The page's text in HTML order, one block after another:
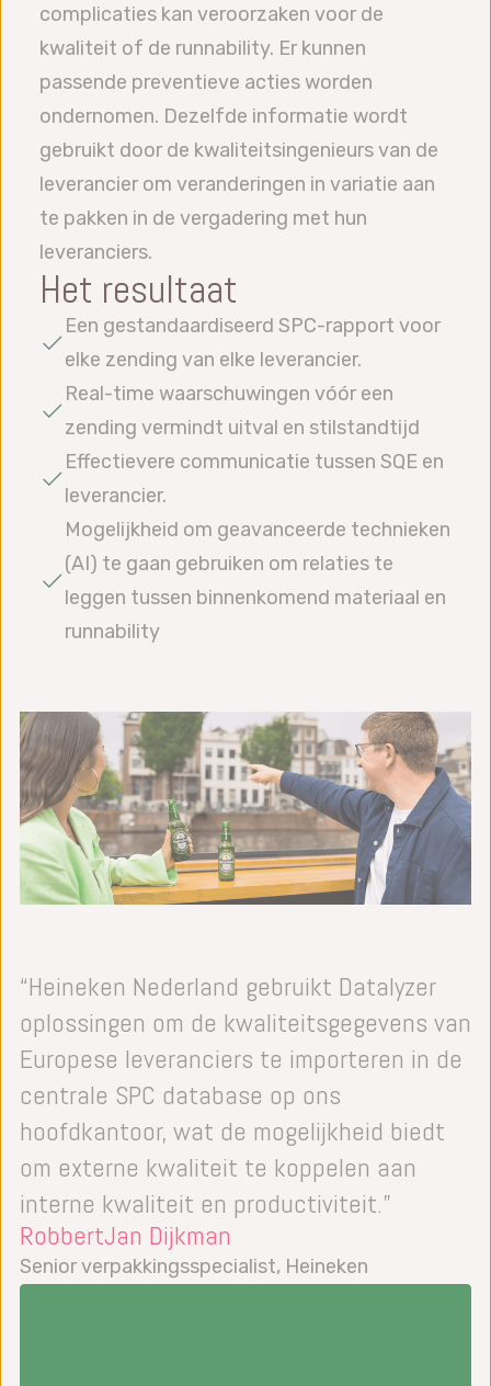
complicaties kan veroorzaken voor de
kwaliteit of de runnability. Er kunnen
passende preventieve acties worden
ondernomen. Dezelfde informatie wordt
gebruikt door de kwaliteitsingenieurs van de
leverancier om veranderingen in variatie aan
te pakken in de vergadering met hun
leveranciers.
Het resultaat
Een gestandaardiseerd SPC-rapport voor
elke zending van elke leverancier.
Real-time waarschuwingen vóór een
zending vermindt uitval en stilstandtijd
Effectievere communicatie tussen SQE en
leverancier.
Mogelijkheid om geavanceerde technieken
(AI) te gaan gebruiken om relaties te
leggen tussen binnenkomend materiaal en
runnability
“Heineken Nederland gebruikt Datalyzer
oplossingen om de kwaliteitsgegevens van
Europese leveranciers te importeren in de
centrale SPC database op ons
hoofdkantoor, wat de mogelijkheid biedt
om externe kwaliteit te koppelen aan
interne kwaliteit en productiviteit.”
RobbertJan Dijkman
Senior verpakkingsspecialist, Heineken